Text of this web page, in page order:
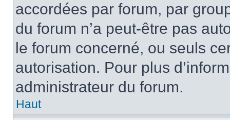
accordées par forum, par
du forum n’a peut-être pas
le forum concerné, ou seuls
autorisation. Pour plus
administrateur du forum.
Haut